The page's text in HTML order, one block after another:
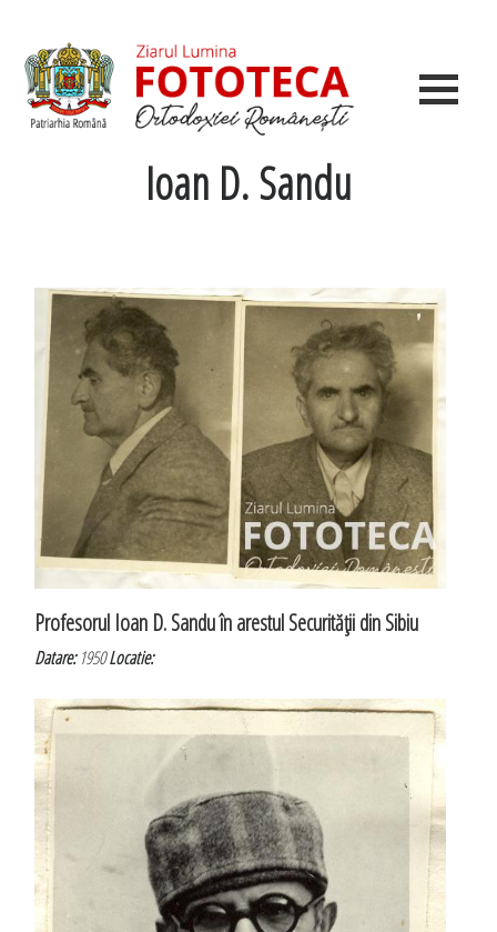
Ioan D. Sandu
Profesorul Ioan D. Sandu în arestul Securităţii din Sibiu
Datare:1950Locatie: